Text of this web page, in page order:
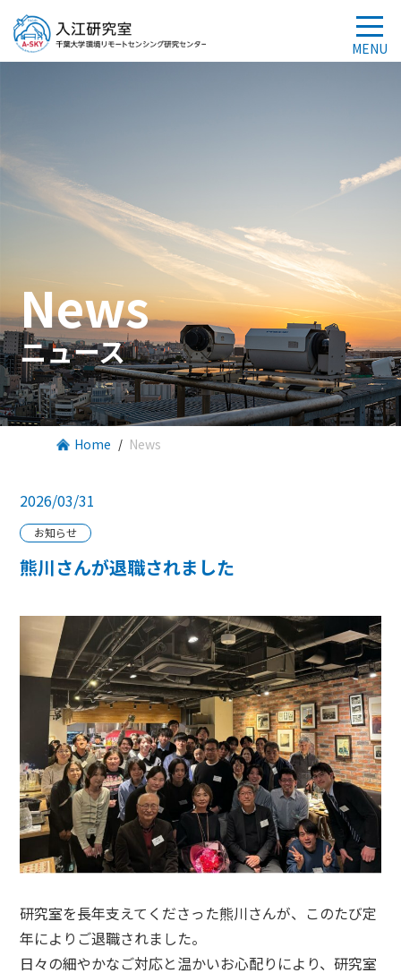
News
ニュース
Home News
2026/03/31
お知らせ
熊川さんが退職されました
研究室を長年支えてくださった熊川さんが、このたび定
年によりご退職されました。
日々の細やかなご対応と温かいお心配りにより、研究室